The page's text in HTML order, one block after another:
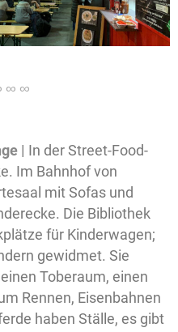
| In der Street-Food-
Im Bahnhof von
mit Sofas und
Die Bibliothek
für Kinderwagen;
gewidmet. Sie
Toberaum, einen
Rennen, Eisenbahnen
haben Ställe, es gibt